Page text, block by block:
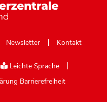
Newsletter Kontakt
Leichte Sprache
Barrierefreiheit